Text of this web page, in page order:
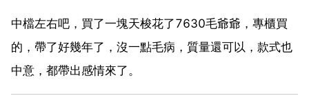
中檔左右吧，買了一塊天梭花了7630毛爺爺，專櫃買
的，帶了好幾年了，沒一點毛病，質量還可以，款式也
中意，都帶出感情來了。